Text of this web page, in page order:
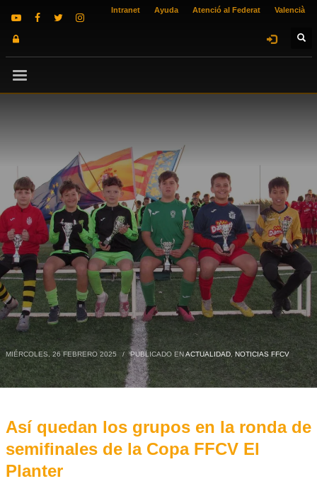
Intranet Ayuda Atenció al Federat Valencià
MIÉRCOLES, 26 FEBRERO 2025 / PUBLICADO ENACTUALIDAD, NOTICIAS FFCV
Así quedan los grupos en la ronda de
semifinales de la Copa FFCV El
Planter